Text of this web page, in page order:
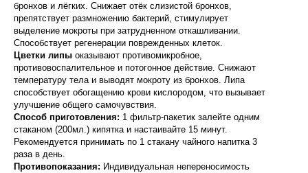
бронхов и лёгких. Снижает отёк слизистой бронхов,
препятствует размножению бактерий, стимулирует
выделение мокроты при затрудненном откашливании.
Способствует регенерации поврежденных клеток.
Цветки липы оказывают противомикробное,
противовоспалительное и потогонное действие. Снижают
температуру тела и выводят мокроту из бронхов. Липа
способствует обогащению крови кислородом, что вызывает
улучшение общего самочувствия.
Способ приготовления: 1 фильтр-пакетик залейте одним
стаканом (200мл.) кипятка и настаивайте 15 минут.
Рекомендуется принимать по 1 стакану чайного напитка 3
раза в день.
Противопоказания: Индивидуальная непереносимость